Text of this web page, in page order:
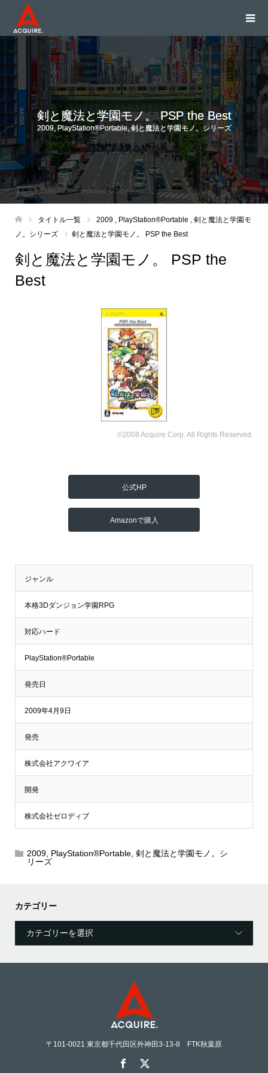
剣と魔法と学園モノ。 PSP the Best
2009,PlayStation®Portable,剣と魔法と学園モノ。シリーズ
タイトル一覧 2009 PlayStation®Portable
剣と魔法と学園モ
ノ。シリーズ
剣と魔法と学園モノ。 PSP the Best
剣と魔法と学園モノ。 PSP the
Best
©2008 Acquire Corp. All Rights Reserved.
公式HP
Amazonで購入
ジャンル
本格3Dダンジョン学園RPG
対応ハード
PlayStation®Portable
発売日
2009年4月9日
発売
株式会社アクワイア
開発
株式会社ゼロディブ
2009, PlayStation®Portable, 剣と魔法と学園モノ。シ
リーズ
カテゴリー
〒101-0021 東京都千代田区外神田3-13-8 FTK秋葉原